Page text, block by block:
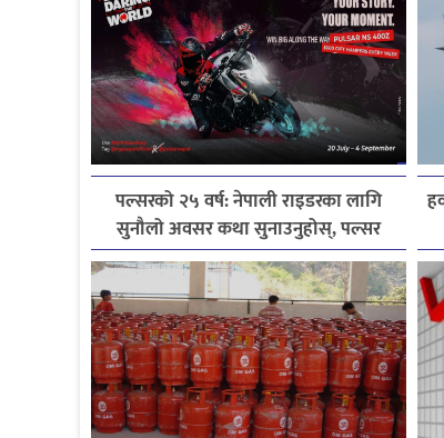
पल्सरको २५ वर्ष: नेपाली राइडरका लागि
सुनौलो अवसर कथा सुनाउनुहोस्, पल्सर
जित्नुहोस्